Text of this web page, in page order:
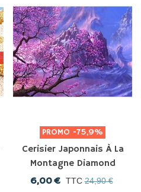
PROMO -75,9%
Cerisier Japonnais À La
Montagne Diamond
Painting
6,00 € TTC 24,90 €